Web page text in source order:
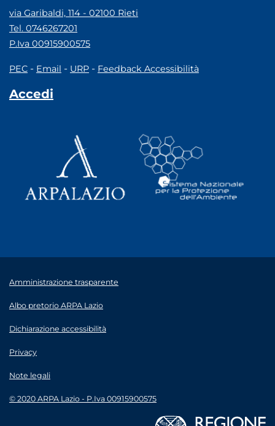
via Garibaldi, 114 - 02100 Rieti
Tel. 0746267201
P.Iva 00915900575
PEC - Email - URP - Feedback Accessibilità
Accedi
Amministrazione trasparente
Albo pretorio ARPA Lazio
Dichiarazione accessibilità
Privacy
Note legali
© 2020 ARPA Lazio - P.Iva 00915900575